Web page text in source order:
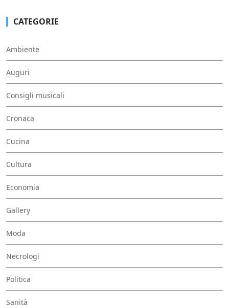
CATEGORIE
Ambiente
Auguri
Consigli musicali
Cronaca
Cucina
Cultura
Economia
Gallery
Moda
Necrologi
Politica
Sanità